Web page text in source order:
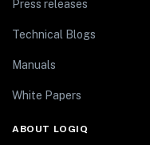
Press releases
Technical Blogs
Manuals
White Papers
ABOUT LOGIQ